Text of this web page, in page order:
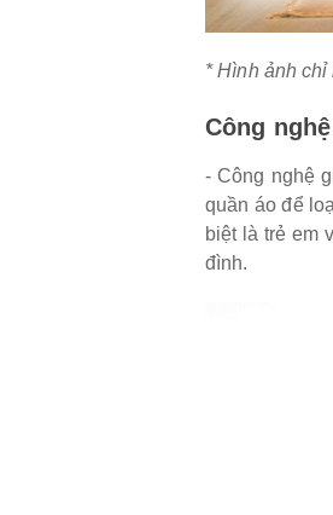
* Hình ảnh
Công
- Công nghệ
quần áo để
biệt là trẻ em
đình.